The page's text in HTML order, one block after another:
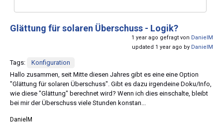
Glättung für solaren Überschuss - Logik?
1 year ago gefragt von DanielM
updated 1 year ago by DanielM
Tags:
Konfiguration
Hallo zusammen, seit Mitte diesen Jahres gibt es eine eine Option
"Glättung für solaren Überschuss". Gibt es dazu irgendeine Doku/Info,
wie diese "Glättung" berechnet wird? Wenn ich dies einschalte, bleibt
bei mir der Überschuss viele Stunden konstan...
DanielM